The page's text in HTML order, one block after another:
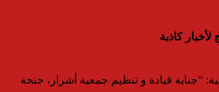
كاذبة
“جناية قيادة و تنظيم جمعية أشرار، جنحة